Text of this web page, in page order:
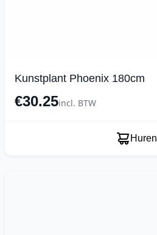
Kunstplant Phoenix 180cm
€30.25incl. BTW
Huren